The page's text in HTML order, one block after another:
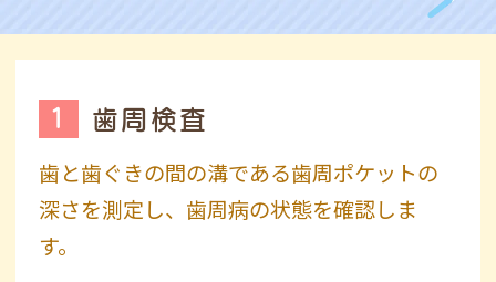
1 歯周検査
歯と歯ぐきの間の溝である歯周ポケットの
深さを測定し、歯周病の状態を確認しま
す。